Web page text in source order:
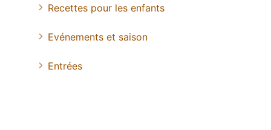
Recettes pour les enfants
Evénements et saison
Entrées